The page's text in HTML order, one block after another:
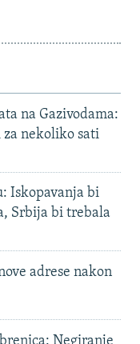
na Gazivodama:
za nekoliko sati
Iskopavanja bi
Srbija bi trebala
adrese nakon